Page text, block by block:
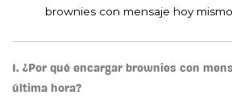
brownies con mensaje hoy mismo
1. ¿Por qué encargar brownies con
última hora?